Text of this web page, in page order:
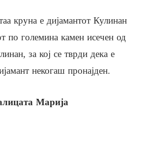
круна е дијамантот Кулинан
по големина камен исечен од
за кој се тврди дека е
некогаш пронајден.
Марија